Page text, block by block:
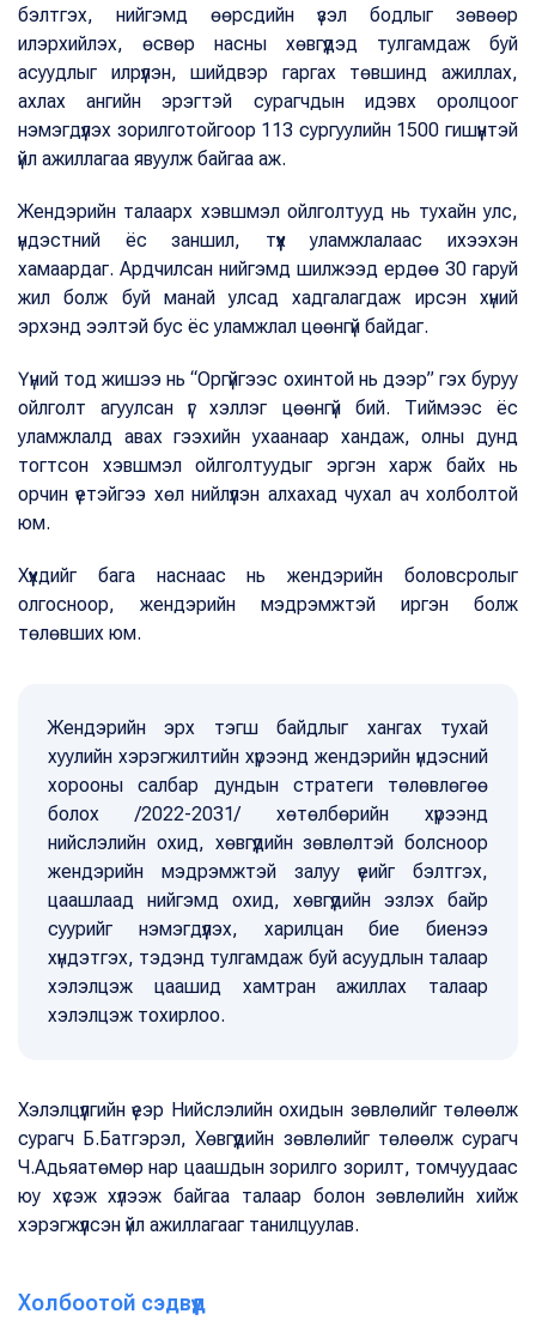
бэлтгэх, нийгэмд өөрсдийн үзэл бодлыг зөвөөр
илэрхийлэх, өсвөр насны хөвгүүдэд тулгамдаж буй
асуудлыг илрүүлэн, шийдвэр гаргах төвшинд ажиллах,
ахлах ангийн эрэгтэй сурагчдын идэвх оролцоог
нэмэгдүүлэх зорилготойгоор 113 сургуулийн 1500 гишүүнтэй
үйл ажиллагаа явуулж байгаа аж.
Жендэрийн талаарх хэвшмэл ойлголтууд нь тухайн улс,
үндэстний ёс заншил, түүх уламжлалаас ихээхэн
хамаардаг. Ардчилсан нийгэмд шилжээд ердөө 30 гаруй
жил болж буй манай улсад хадгалагдаж ирсэн хүний
эрхэнд ээлтэй бус ёс уламжлал цөөнгүй байдаг.
Үүний тод жишээ нь “Оргүйгээс охинтой нь дээр” гэх буруу
ойлголт агуулсан үг хэллэг цөөнгүй бий. Тиймээс ёс
уламжлалд авах гээхийн ухаанаар хандаж, олны дунд
тогтсон хэвшмэл ойлголтуудыг эргэн харж байх нь
орчин үетэйгээ хөл нийлүүлэн алхахад чухал ач холболтой
юм.
Хүүхдийг бага наснаас нь жендэрийн боловсролыг
олгосноор, жендэрийн мэдрэмжтэй иргэн болж
төлөвших юм.
Жендэрийн эрх тэгш байдлыг хангах тухай
хуулийн хэрэгжилтийн хүрээнд жендэрийн үндэсний
хорооны салбар дундын стратеги төлөвлөгөө
болох /2022-2031/ хөтөлбөрийн хүрээнд
нийслэлийн охид, хөвгүүдийн зөвлөлтэй болсноор
жендэрийн мэдрэмжтэй залуу үеийг бэлтгэх,
цаашлаад нийгэмд охид, хөвгүүдийн эзлэх байр
суурийг нэмэгдүүлэх, харилцан бие биенээ
хүндэтгэх, тэдэнд тулгамдаж буй асуудлын талаар
хэлэлцэж цаашид хамтран ажиллах талаар
хэлэлцэж тохирлоо.
Хэлэлцүүлгийн үеэр Нийслэлийн охидын зөвлөлийг төлөөлж
сурагч Б.Батгэрэл, Хөвгүүдийн зөвлөлийг төлөөлж сурагч
Ч.Адьяатөмөр нар цаашдын зорилго зорилт, томчуудаас
юу хүсэж хүлээж байгаа талаар болон зөвлөлийн хийж
хэрэгжүүлсэн үйл ажиллагааг танилцуулав.
Холбоотой сэдвүүд